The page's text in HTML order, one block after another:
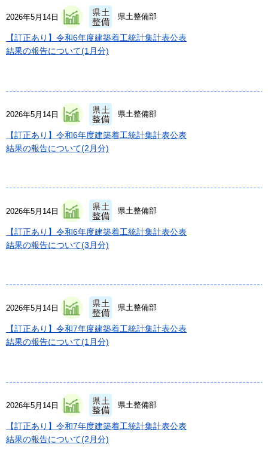
2026年5月14日 県土整備部
【訂正あり】令和6年度建築着工統計集計表公表
結果の報告について(1月分)
2026年5月14日 県土整備部
【訂正あり】令和6年度建築着工統計集計表公表
結果の報告について(2月分)
2026年5月14日 県土整備部
【訂正あり】令和6年度建築着工統計集計表公表
結果の報告について(3月分)
2026年5月14日 県土整備部
【訂正あり】令和7年度建築着工統計集計表公表
結果の報告について(1月分)
2026年5月14日 県土整備部
【訂正あり】令和7年度建築着工統計集計表公表
結果の報告について(2月分)